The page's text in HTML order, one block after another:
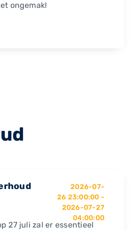
ongemak!
2026-07-
26 23:00:00 -
2026-07-27
04:00:00
27 juli zal er essentieel